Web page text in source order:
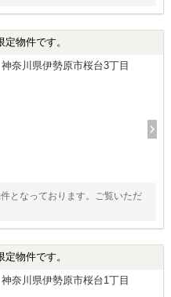
物件です。
神奈川県伊勢原市桜台3丁目
となっております。ご覧いただ
物件です。
神奈川県伊勢原市桜台1丁目